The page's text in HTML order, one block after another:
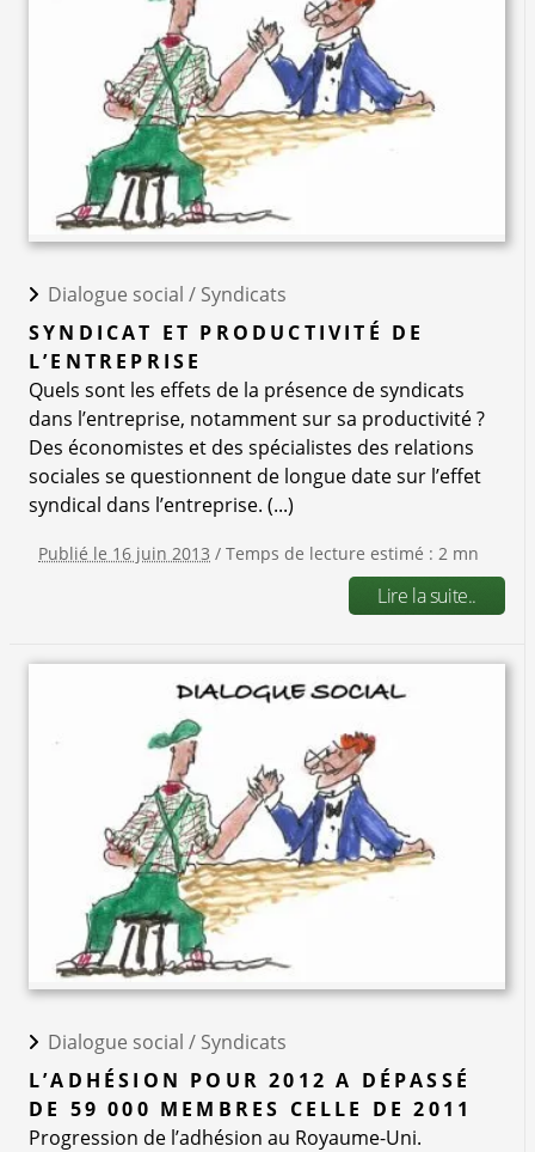
Dialogue social / Syndicats
SYNDICAT ET PRODUCTIVITÉ DE
L’ENTREPRISE
Quels sont les effets de la présence de syndicats
dans l’entreprise, notamment sur sa productivité ?
Des économistes et des spécialistes des relations
sociales se questionnent de longue date sur l’effet
syndical dans l’entreprise. (...)
Publié le 16 juin 2013 / Temps de lecture estimé : 2 mn
Lire la suite..
Dialogue social / Syndicats
L’ADHÉSION POUR 2012 A DÉPASSÉ
DE 59 000 MEMBRES CELLE DE 2011
Progression de l’adhésion au Royaume-Uni.